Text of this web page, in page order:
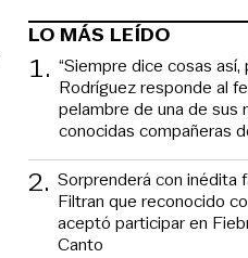
LO MÁS LEÍDO
1. “Siempre dice cosas así,
Rodríguez responde al
pelambre de una de sus
conocidas compañeras
2. Sorprenderá con inédita
Filtran que reconocido
aceptó participar en
Canto